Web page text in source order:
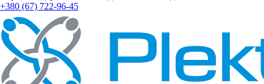
+380 (67) 722-96-45